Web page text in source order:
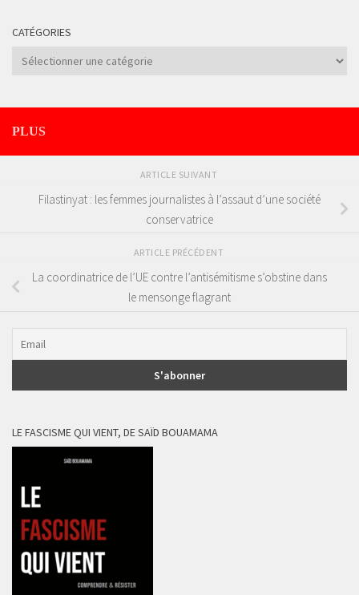
CATÉGORIES
Catégories
PLUS
ARTICLE SUIVANT
Filastinyat : les femmes journalistes à l’assaut d’une société
conservatrice
ARTICLE PRÉCÉDENT
La coordinatrice de l’UE contre l’antisémitisme s’obstine dans
le mensonge flagrant
LE FASCISME QUI VIENT, DE SAÏD BOUAMAMA